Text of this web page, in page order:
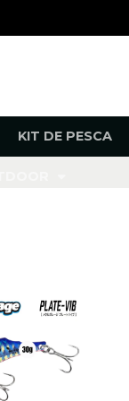
KIT DE PESCA